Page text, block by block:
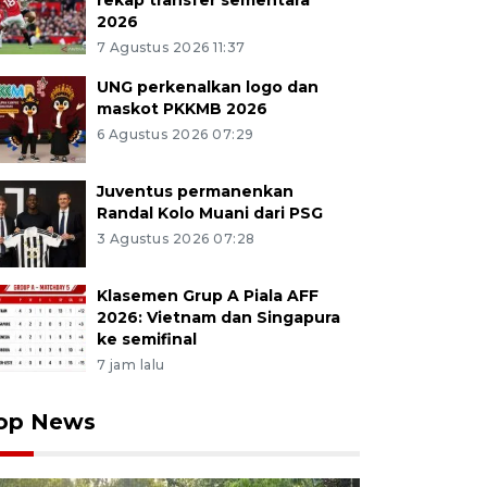
2026
7 Agustus 2026 11:37
UNG perkenalkan logo dan
maskot PKKMB 2026
6 Agustus 2026 07:29
Juventus permanenkan
Randal Kolo Muani dari PSG
3 Agustus 2026 07:28
Klasemen Grup A Piala AFF
2026: Vietnam dan Singapura
ke semifinal
7 jam lalu
News